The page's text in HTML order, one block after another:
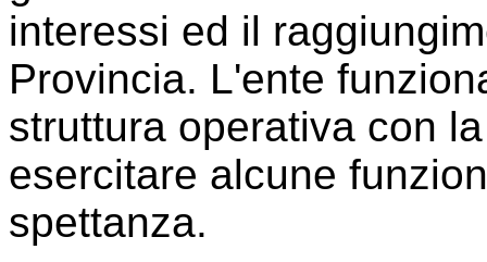
interessi ed il
Provincia. L'ente
struttura operativa con
esercitare alcune
spettanza.